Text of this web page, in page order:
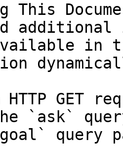
This
in
HTTP GET
`ask`
query